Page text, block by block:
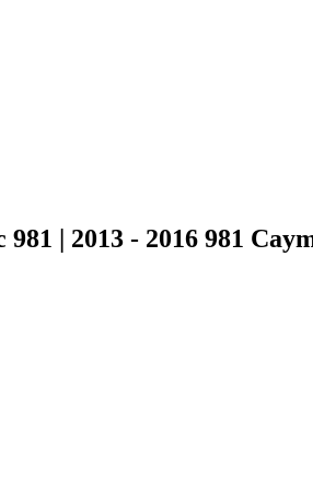
| 2013 - 2016 981